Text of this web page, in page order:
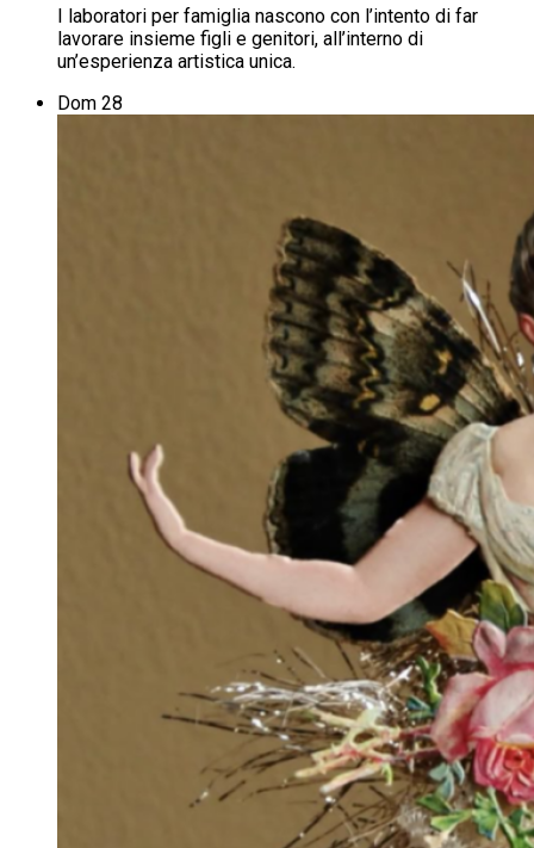
I laboratori per famiglia nascono con l’intento di far
lavorare insieme figli e genitori, all’interno di
un’esperienza artistica unica.
Dom 28